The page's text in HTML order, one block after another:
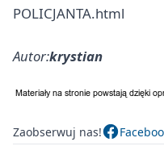
POLICJANTA.html
Autor:krystian
Zaobserwuj nas!